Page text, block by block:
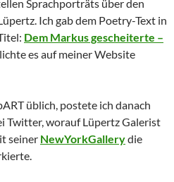
Sprachporträts über den
Ich gab dem Poetry-Text in
Dem Markus gescheiterte –
es auf meiner Website
üblich, postete ich danach
Twitter, worauf Lüpertz Galerist
seiner NewYorkGallerydie